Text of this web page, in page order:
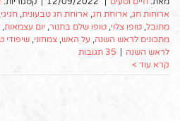
ארוחות חג, ארוחת חג, ארוחת חג טבעונית, חגיגי,
מתובל, טופו צלוי, טופו שלם בתנור, יום עצמאות,
מתכונים לראש השנה, על האש, צמחוני, שיפודי
לראש השנה
35 תגובות
קרא עוד >